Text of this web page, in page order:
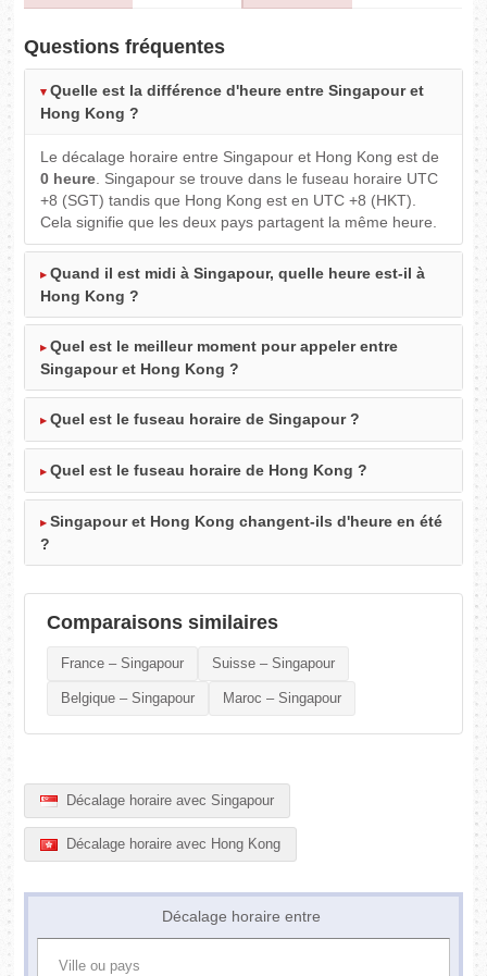
Questions fréquentes
Quelle est la différence d'heure entre Singapour et
Hong Kong ?
Le décalage horaire entre Singapour et Hong Kong est de
0 heure. Singapour se trouve dans le fuseau horaire UTC
+8 (SGT) tandis que Hong Kong est en UTC +8 (HKT).
Cela signifie que les deux pays partagent la même heure.
Quand il est midi à Singapour, quelle heure est-il à
Hong Kong ?
Quel est le meilleur moment pour appeler entre
Singapour et Hong Kong ?
Quel est le fuseau horaire de Singapour ?
Quel est le fuseau horaire de Hong Kong ?
Singapour et Hong Kong changent-ils d'heure en été
?
Comparaisons similaires
France – Singapour Suisse – Singapour
Belgique – Singapour Maroc – Singapour
Décalage horaire avec Singapour
Décalage horaire avec Hong Kong
Décalage horaire entre